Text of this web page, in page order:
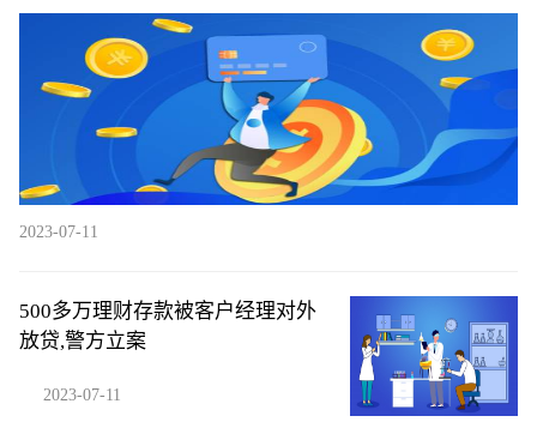
空间
2023-07-11
500多万理财存款被客户经理对外
放贷,警方立案
2023-07-11